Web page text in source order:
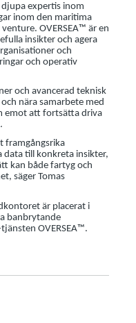
expertis inom
inom den maritima
OVERSEA™ är en
insikter och agera
och
och operativ
och avancerad teknisk
nära samarbete med
emot att fortsätta driva
framgångsrika
data till konkreta insikter,
kan både fartyg och
säger Tomas
är placerat i
banbrytande
OVERSEA™.